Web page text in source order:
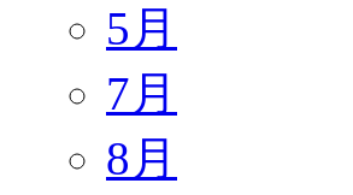
5月
7月
8月